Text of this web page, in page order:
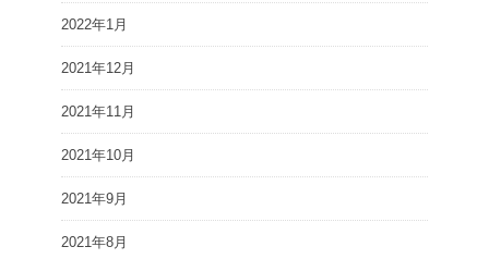
2022年1月
2021年12月
2021年11月
2021年10月
2021年9月
2021年8月